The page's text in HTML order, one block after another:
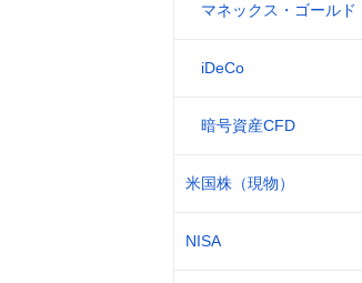
マネックス・ゴールド
iDeCo
暗号資産CFD
米国株（現物）
NISA